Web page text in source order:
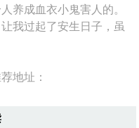
养成血衣小鬼害人的。
我过起了安生日子，虽
地址：